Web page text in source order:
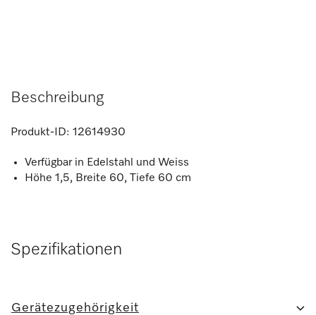
Beschreibung
Produkt-ID: 12614930
Verfügbar in Edelstahl und Weiss
Höhe 1,5, Breite 60, Tiefe 60 cm
Spezifikationen
Gerätezugehörigkeit